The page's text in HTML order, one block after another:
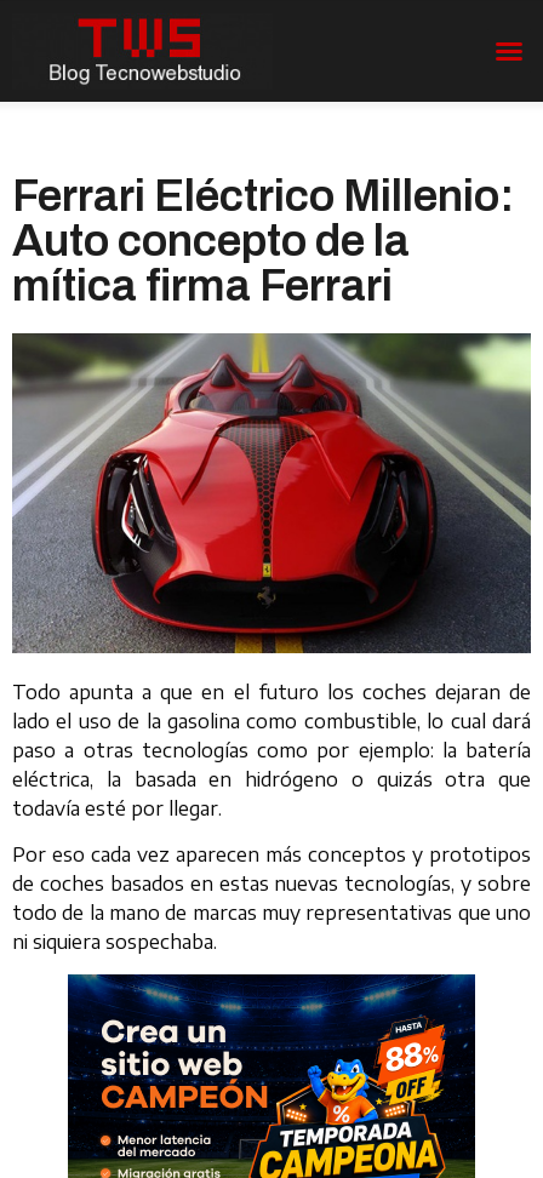
Ferrari Eléctrico Millenio:
Auto concepto de la
mítica firma Ferrari
Todo apunta a que en el futuro los coches dejaran de
lado el uso de la gasolina como combustible, lo cual dará
paso a otras tecnologías como por ejemplo: la batería
eléctrica, la basada en hidrógeno o quizás otra que
todavía esté por llegar.
Por eso cada vez aparecen más conceptos y prototipos
de coches basados en estas nuevas tecnologías, y sobre
todo de la mano de marcas muy representativas que uno
ni siquiera sospechaba.